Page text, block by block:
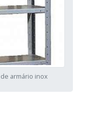
armário inox